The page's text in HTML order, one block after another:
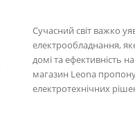
Сучасний світ важко
електрообладнання,
домі та ефективність
магазин Leona
електротехнічних